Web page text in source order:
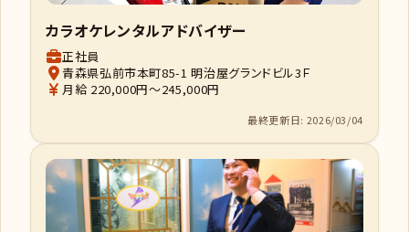
カラオケレンタルアドバイザー
正社員
青森県弘前市本町85-1 明治屋グランドビル3Ｆ
月給 220,000円～245,000円
最終更新日: 2026/03/04